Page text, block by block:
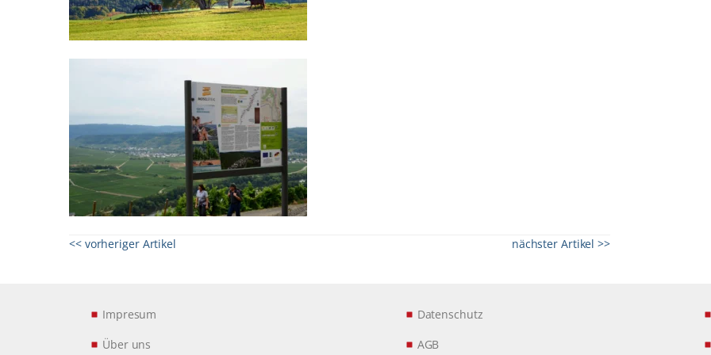
<< vorheriger Artikel nächster Artikel >>
Impresum
Über uns
Datenschutz
AGB